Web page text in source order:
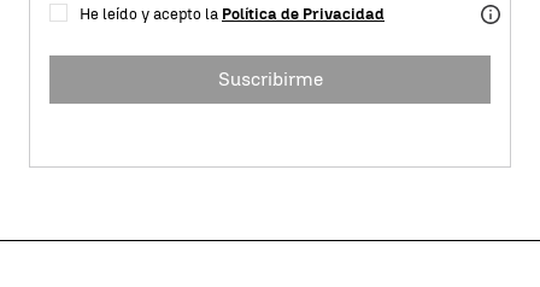
He leído y acepto la Política de Privacidad
Suscribirme